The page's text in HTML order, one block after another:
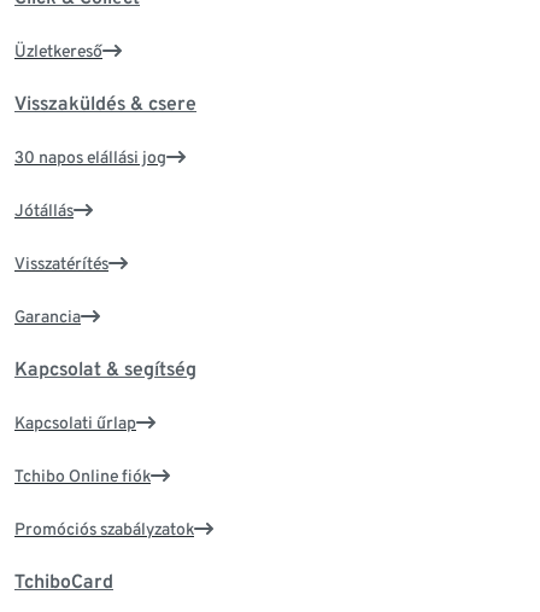
Üzletkereső
Visszaküldés & csere
30 napos elállási jog
Jótállás
Visszatérítés
Garancia
Kapcsolat & segítség
Kapcsolati űrlap
Tchibo Online fiók
Promóciós szabályzatok
TchiboCard